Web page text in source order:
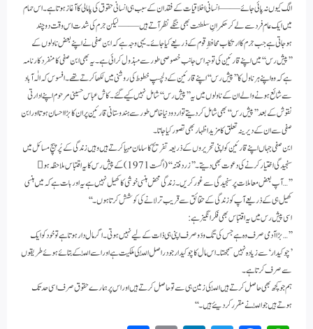
الگ کیوں نہ پائی جائے —— انسانی اخلاقیات کے فقدان کے سبب ہی انسانی حقوق کی پامالی کا آغاز ہوتا ہے۔ اس حمام
میں ایک عام فرد سے لے کر حکمرانِ سلطنت بھی ننگے نظر آتے ہیں —— لیکن جرم کی شدت اس وقت دوچند
ہوجاتی ہے جب جرم کا ارتکاب محافظِ قوم کے ذریعے کیا جائے۔ یہی وجہ ہے کہ ابن صفی نے اپنے بعض ناولوں کے
’’پیش رس‘‘ میں اپنے قارئین کی توجہ اس جانب خصوصی طور سے مبذول کرائی ہے۔ یہ بھی ابن صفی کا منفرد کارنامہ
ہے کہ وہ اپنے ہر ناول کا ’’پیش رس‘‘ اپنے قارئین کے دلچسپ خطوط کی روشنی میں لکھا کرتے تھے۔ افسوس کہ الٰہ آباد
سے شائع ہونے والے ان کے ناولوں میں یہ ’’پیش رس‘‘ شامل نہیں کیے گئے۔ کاش عباس حسینی مرحوم اپنے ادارتی
نقوش کے بعد ’’پیش رس‘‘ بھی شامل کردیتے تو اردو دنیا خاص طور سے ہندوستانی قارئین پر ان کا بڑا احسان ہوتا اور ابن
صفی سے ان کے دیرینہ تعلق کا مزید اظہار بھی تصور کیا جاتا۔
ابن صفی جہاں اپنے قارئین کو اپنی تحریروں کے ذریعہ تفریح کا سامان مہیا کرتے ہیں وہیں زندگی کے پُرپیچ مسائل میں
سنجیدگی اختیار کرنے کی دعوت بھی د یتے۔ ’’زرد فتنہ‘‘ (اگست 1971) کے پیش رس کا یہ اقتباس ملاحظہ ہو
’’…آپ بعض معاملات پر سنجیدگی سے غور کریں۔ زندگی محض ہنسی خوشی کا کھیل نہیں ہے یہ اور بات ہے کہ میں ہنسی
کھیل ہی کے ذریعے آپ کو زندگی کے حقائق سے قریب تر لانے کی کوشش کرتا ہوں۔‘‘
اسی پیش رس میں یہ اقتباس بھی فکرانگیز ہے:
’’… بڑا آدمی صرف وہ ہے جس کی تگ و دَو صرف اپنی ہی ذات کے لیے نہیں ہوتی۔ اگر مال دار ہوتا ہے تو خود کو ایک
’چوکیدار‘ سے زیادہ نہیں سمجھتا۔ اس مال کا چوکیدار جو دراصل اللّٰہ کی ملکیت ہے اور اسے اللّٰہ کے بتائے ہوئے طریقوں
سے صرف کرتا ہے۔
ہم جو کچھ بھی حاصل کرتے ہیں اللّٰہ کی زمین ہی سے تو حاصل کرتے ہیں اور اس پر ہمارے حقوق صرف اسی حد تک
ہوتے ہیں جو اللّٰہ نے مقرر کردیئے ہیں۔‘‘